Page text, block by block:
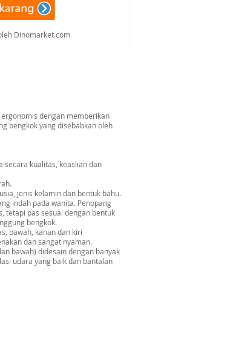
Dinomarket.com
dengan memberikan
bengkok yang disebabkan oleh
secara kualitas, keaslian dan
jenis kelamin dan bentuk bahu.
indah pada wanita. Penopang
tetapi pas sesuai dengan bentuk
bengkok.
bawah, kanan dan kiri
dan sangat nyaman.
bawah) didesain dengan banyak
udara yang baik dan bantalan